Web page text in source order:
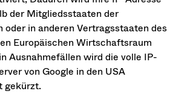
der Mitgliedsstaaten der
oder in anderen Vertragsstaaten des
Europäischen Wirtschaftsraum
Ausnahmefällen wird die volle IP-
von Google in den USA
gekürzt.